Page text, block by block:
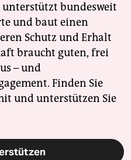
bundesweit
und baut einen
Schutz und Erhalt
braucht guten, frei
– und
Finden Sie
und unterstützen Sie